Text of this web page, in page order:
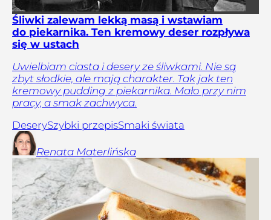
Śliwki zalewam lekką masą i wstawiam
do piekarnika. Ten kremowy deser rozpływa
się w ustach
Uwielbiam ciasta i desery ze śliwkami. Nie są
zbyt słodkie, ale mają charakter. Tak jak ten
kremowy pudding z piekarnika. Mało przy nim
pracy, a smak zachwyca.
DeserySzybki przepisSmaki świata
Renata Materlińska